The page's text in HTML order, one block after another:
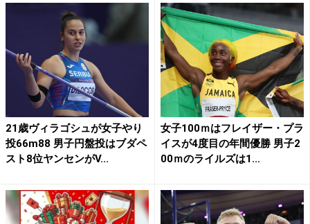
21歳ヴィラゴシュが女子やり
投66m88 男子円盤投はブダペ
スト8位ヤンセンがV...
女子100ｍはフレイザー・プラ
イスが4度目の年間優勝 男子2
00ｍのライルズは1...